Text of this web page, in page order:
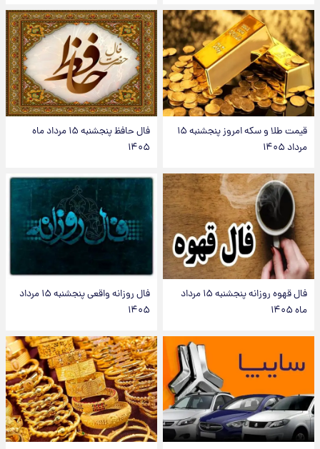
قیمت طلا و سکه امروز پنجشنبه ۱۵
مرداد ۱۴۰۵
فال حافظ پنجشنبه ۱۵ مرداد ماه
۱۴۰۵
فال قهوه روزانه پنجشنبه ۱۵ مرداد
ماه ۱۴۰۵
فال روزانه واقعی پنجشنبه ۱۵ مرداد
۱۴۰۵